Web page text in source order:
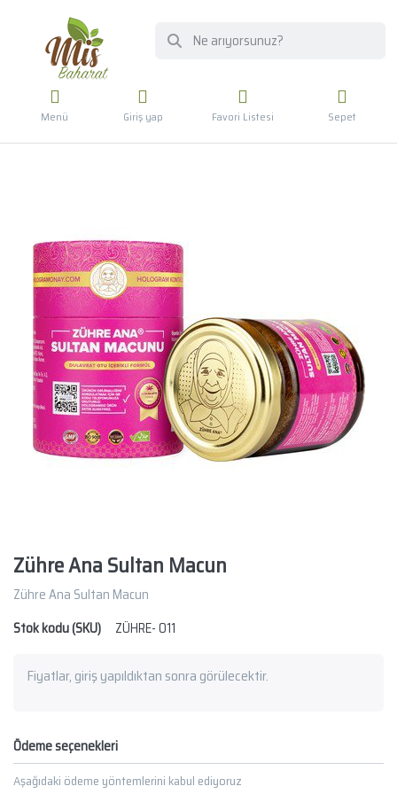
Menü Giriş yap Favori Listesi Sepet
Zühre Ana Sultan Macun
Zühre Ana Sultan Macun
Stok kodu (SKU)
ZÜHRE- 011
Fiyatlar, giriş yapıldıktan sonra görülecektir.
Ödeme seçenekleri
Aşağıdaki ödeme yöntemlerini kabul ediyoruz